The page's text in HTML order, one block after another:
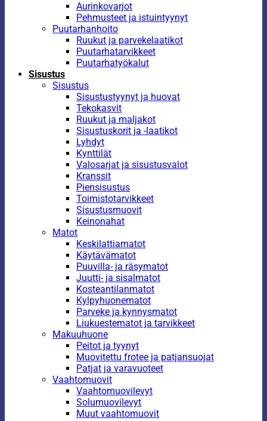
Aurinkovarjot
Pehmusteet ja istuintyynyt
Puutarhanhoito
Ruukut ja parvekelaatikot
Puutarhatarvikkeet
Puutarhatyökalut
Sisustus
Sisustus
Sisustustyynyt ja huovat
Tekokasvit
Ruukut ja maljakot
Sisustuskorit ja -laatikot
Lyhdyt
Kynttilät
Valosarjat ja sisustusvalot
Kranssit
Piensisustus
Toimistotarvikkeet
Sisustusmuovit
Keinonahat
Matot
Keskilattiamatot
Käytävämatot
Puuvilla- ja räsymatot
Juutti- ja sisalmatot
Kosteantilanmatot
Kylpyhuonematot
Parveke ja kynnysmatot
Liukuestematot ja tarvikkeet
Makuuhuone
Peitot ja tyynyt
Muovitettu frotee ja patjansuojat
Patjat ja varavuoteet
Vaahtomuovit
Vaahtomuovilevyt
Solumuovilevyt
Muut vaahtomuovit